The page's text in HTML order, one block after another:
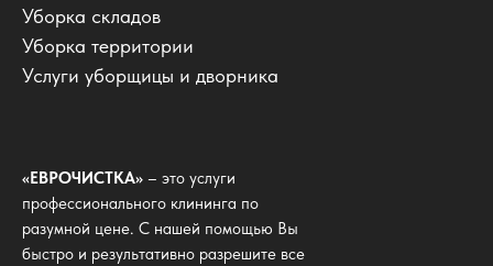
Уборка складов
Уборка территории
Услуги уборщицы и дворника
«ЕВРОЧИСТКА» – это услуги
профессионального клининга по
разумной цене. С нашей помощью Вы
быстро и результативно разрешите все